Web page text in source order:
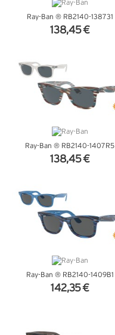
Ray-Ban ® RB2140-138731
138,45 €
Ray-Ban ® RB2140-1407R5
138,45 €
Ray-Ban ® RB2140-1409B1
142,35 €